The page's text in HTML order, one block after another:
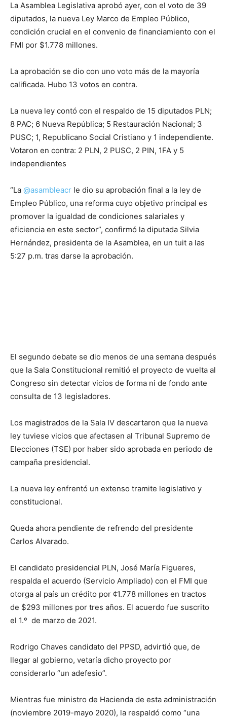
La Asamblea Legislativa aprobó ayer, con el voto de 39
diputados, la nueva Ley Marco de Empleo Público,
condición crucial en el convenio de financiamiento con el
FMI por $1.778 millones.
La aprobación se dio con uno voto más de la mayoría
calificada. Hubo 13 votos en contra.
La nueva ley contó con el respaldo de 15 diputados PLN;
8 PAC; 6 Nueva República; 5 Restauración Nacional; 3
PUSC; 1, Republicano Social Cristiano y 1 independiente.
Votaron en contra: 2 PLN, 2 PUSC, 2 PIN, 1FA y 5
independientes
“La @asambleacr le dio su aprobación final a la ley de
Empleo Público, una reforma cuyo objetivo principal es
promover la igualdad de condiciones salariales y
eficiencia en este sector”, confirmó la diputada Silvia
Hernández, presidenta de la Asamblea, en un tuit a las
5:27 p.m. tras darse la aprobación.
El segundo debate se dio menos de una semana después
que la Sala Constitucional remitió el proyecto de vuelta al
Congreso sin detectar vicios de forma ni de fondo ante
consulta de 13 legisladores.
Los magistrados de la Sala IV descartaron que la nueva
ley tuviese vicios que afectasen al Tribunal Supremo de
Elecciones (TSE) por haber sido aprobada en periodo de
campaña presidencial.
La nueva ley enfrentó un extenso tramite legislativo y
constitucional.
Queda ahora pendiente de refrendo del presidente
Carlos Alvarado.
El candidato presidencial PLN, José María Figueres,
respalda el acuerdo (Servicio Ampliado) con el FMI que
otorga al país un crédito por ¢1.778 millones en tractos
de $293 millones por tres años. El acuerdo fue suscrito
el 1.º de marzo de 2021.
Rodrigo Chaves candidato del PPSD, advirtió que, de
llegar al gobierno, vetaría dicho proyecto por
considerarlo “un adefesio”.
Mientras fue ministro de Hacienda de esta administración
(noviembre 2019-mayo 2020), la respaldó como “una